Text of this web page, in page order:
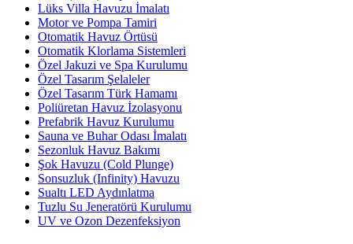
Lüks Villa Havuzu İmalatı
Motor ve Pompa Tamiri
Otomatik Havuz Örtüsü
Otomatik Klorlama Sistemleri
Özel Jakuzi ve Spa Kurulumu
Özel Tasarım Şelaleler
Özel Tasarım Türk Hamamı
Poliüretan Havuz İzolasyonu
Prefabrik Havuz Kurulumu
Sauna ve Buhar Odası İmalatı
Sezonluk Havuz Bakımı
Şok Havuzu (Cold Plunge)
Sonsuzluk (Infinity) Havuzu
Sualtı LED Aydınlatma
Tuzlu Su Jeneratörü Kurulumu
UV ve Ozon Dezenfeksiyon